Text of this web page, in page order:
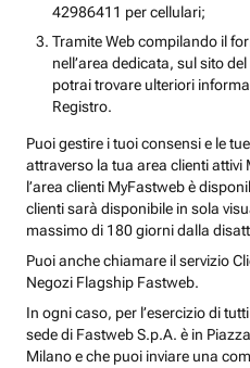
42986411 per cellulari;
Tramite Web compilando il
nell’area dedicata, sul sito
potrai trovare ulteriori
Registro.
Puoi gestire i tuoi consensi e le
attraverso la tua area clienti
l’area clienti MyFastweb è
clienti sarà disponibile in sola
massimo di 180 giorni dalla
Puoi anche chiamare il servizio
Negozi Flagship Fastweb.
In ogni caso, per l’esercizio di
sede di Fastweb S.p.A. è in
Milano e che puoi inviare una